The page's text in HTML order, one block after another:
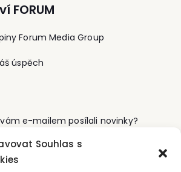
Souhlas s
FORUM
Forum Media Group
úspěch
e-mailem posílali novinky?
odběru